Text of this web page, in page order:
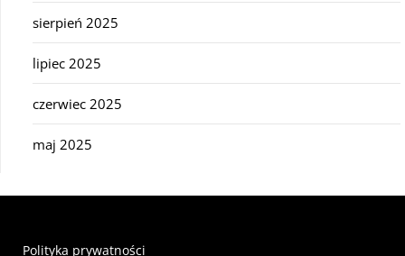
sierpień 2025
lipiec 2025
czerwiec 2025
maj 2025
Polityka prywatności